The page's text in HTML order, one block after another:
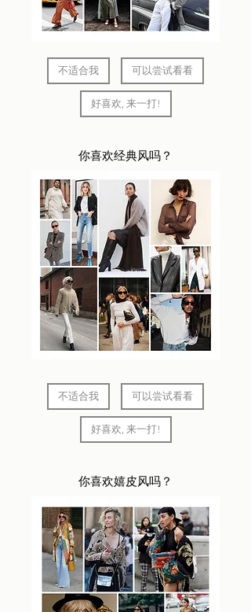
不适合我 可以尝试看看
好喜欢, 来一打!
你喜欢经典风吗？
不适合我 可以尝试看看
好喜欢, 来一打!
你喜欢嬉皮风吗？